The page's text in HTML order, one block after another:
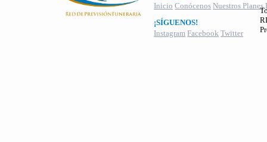
Inicio Conócenos Nuestros Planes
¡SÍGUENOS!
Instagram Facebook Twitter